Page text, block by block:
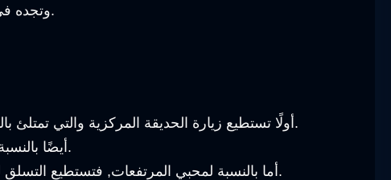
وتجده في شهر يناير متوسط الحرارة 7.3 درجة مئوية, بينما في شهر أغسطس تصل درجات الحرارة إلى 15 درجة مئوية.
أولًا تستطيع زيارة الحديقة المركزية والتي تمتلئ بالثلوج, وتكون آمنة بالنسبة للأطفال, وتستطيع السير على مجرى النهر هناك لتتمتع بجو رومانسي وجميل.
أيضًا بالنسبة لمحبي ركوب الخيل, وتستطيع الاستمتاع بركوب الخيل والتجول بين المروج الخضراء الواسعة الجميلة.
أما بالنسبة لمحبي المرتفعات, فتستطيع التسلق لمرتفعات التلفريك وتشاهد أجمل الأماكن من أعلى المدينة, وهذا المظهر أعتقد أنه مدهش وجميل جدًا.